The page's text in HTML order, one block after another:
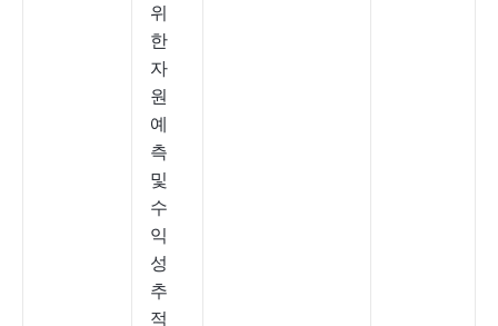
위
한
자
원
예
측
및
수
익
성
추
적